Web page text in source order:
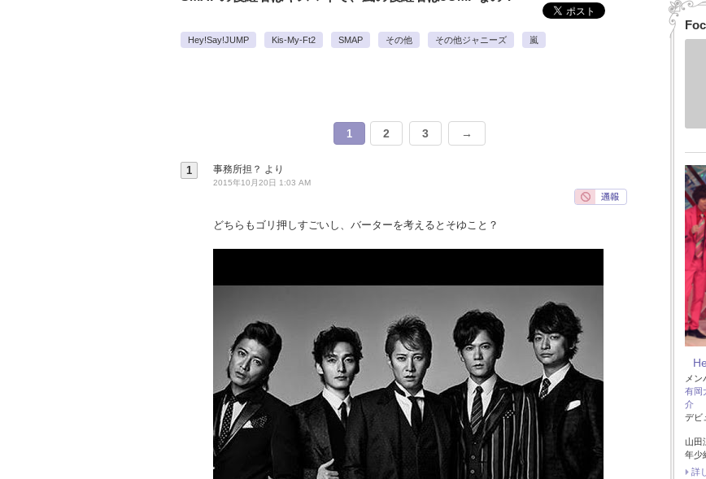
Hey!Say!JUMP Kis-My-Ft2 SMAP その他 その他ジャニーズ 嵐
1 2 3 →
1 事務所担？ より
2015年10月20日 1:03 AM
どちらもゴリ押しすごいし、バーターを考えるとそゆこと？
メン
有岡
介
デビ
山田
年少
詳